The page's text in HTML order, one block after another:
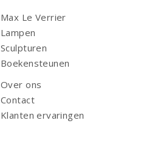
Max Le Verrier
Lampen
Sculpturen
Boekensteunen
Over ons
Contact
Klanten ervaringen